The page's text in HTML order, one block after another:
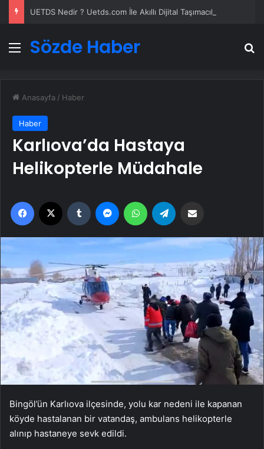
Menü
Sözde Haber
Anasayfa / Haber
Haber
Karlıova’da Hastaya
Helikopterle Müdahale
Facebook Tumblr MessengerWhatsApp
Bingöl’ün Karlıova ilçesinde, yolu kar nedeni ile kapanan
köyde hastalanan bir vatandaş, ambulans helikopterle
alınıp hastaneye sevk edildi.